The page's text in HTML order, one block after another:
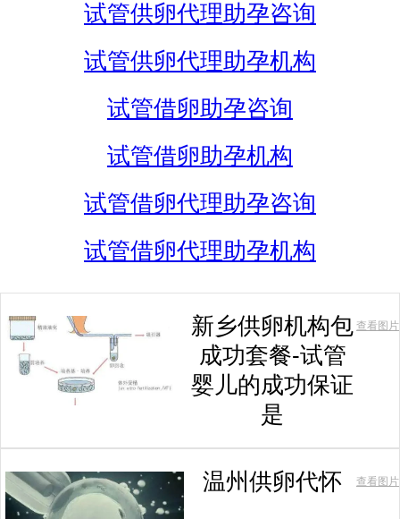
试管供卵代理助孕咨询
试管供卵代理助孕机构
试管借卵助孕咨询
试管借卵助孕机构
试管借卵代理助孕咨询
试管借卵代理助孕机构
新乡供卵机构包
成功套餐-试管
婴儿的成功保证
是
查看图片
温州供卵代怀 查看图片